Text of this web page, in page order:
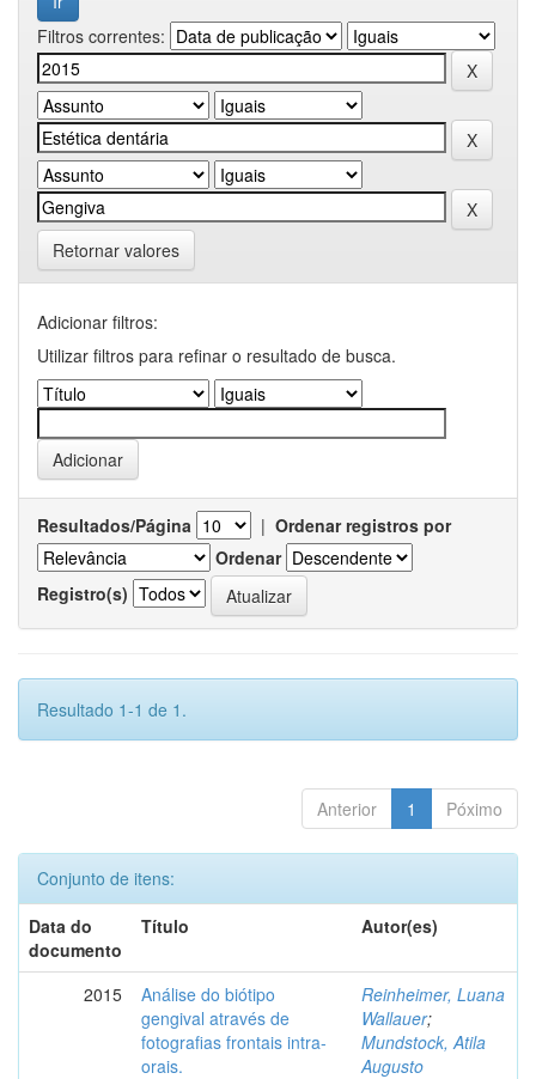
Filtros correntes:
Retornar valores
Adicionar filtros:
Utilizar filtros para refinar o resultado de busca.
Resultados/Página | Ordenar registros por
Ordenar
Registro(s)
Resultado 1-1 de 1.
Anterior 1 Póximo
Conjunto de itens:
Data do
documento
Título Autor(es)
2015
Análise do biótipo
gengival através de
fotografias frontais intra-
orais.
Reinheimer, Luana
Wallauer;
Mundstock, Atila
Augusto